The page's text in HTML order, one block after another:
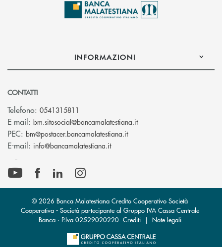
INFORMAZIONI
CONTATTI
Telefono: 0541315811
E-mail: bm.sitosocial@bancamalatestiana.it(si apre l’app di posta
PEC: bm@postacer.bancamalatestiana.it(si apre l’app di posta
E-mail: info@bancamalatestiana.it(si apre l’app di posta
© 2026 Banca Malatestiana Credito Cooperativo Società
Cooperativa - Società partecipante al Gruppo IVA Cassa Centrale
Banca · P.Iva 02529020220 Crediti| Note legali